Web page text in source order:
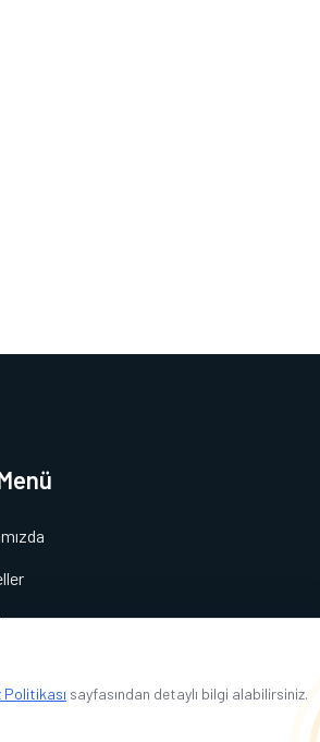
Politikası sayfasından detaylı bilgi alabilirsiniz.